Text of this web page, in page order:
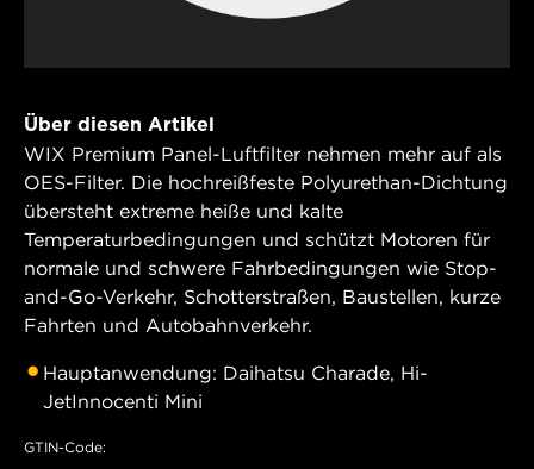
Über diesen Artikel
WIX Premium Panel-Luftfilter nehmen mehr auf als
OES-Filter. Die hochreißfeste Polyurethan-Dichtung
übersteht extreme heiße und kalte
Temperaturbedingungen und schützt Motoren für
normale und schwere Fahrbedingungen wie Stop-
and-Go-Verkehr, Schotterstraßen, Baustellen, kurze
Fahrten und Autobahnverkehr.
Hauptanwendung: Daihatsu Charade, Hi-
JetInnocenti Mini
GTIN-Code: